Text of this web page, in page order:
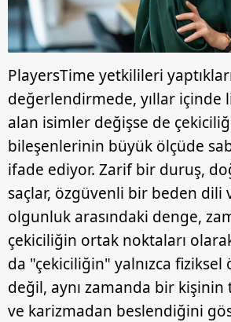
PlayersTime yetkilileri
değerlendirmede, yıllar içinde
alan isimler değişse de
bileşenlerinin büyük ölçüde
ifade ediyor. Zarif bir duruş,
saçlar, özgüvenli bir beden dili
olgunluk arasındaki denge,
çekiciliğin ortak noktaları
da "çekiciliğin" yalnızca
değil, aynı zamanda bir kişinin
ve karizmadan beslendiğini